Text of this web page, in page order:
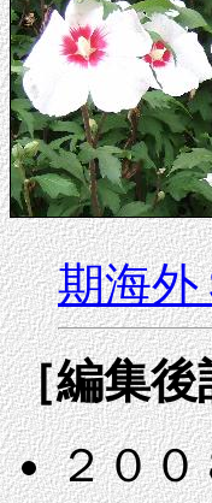
期海外
［編集後
２０